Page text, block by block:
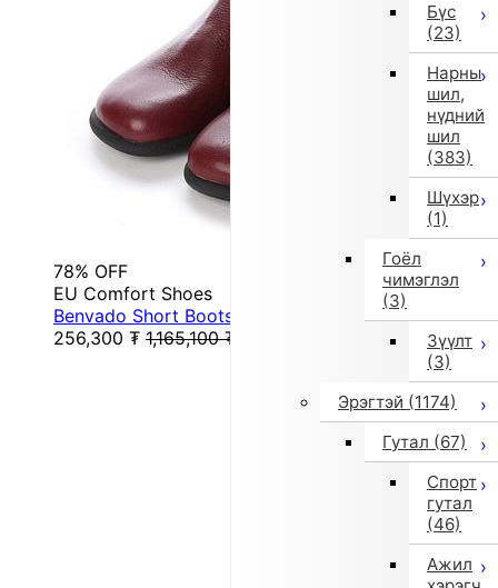
Бүс
(23)
Нарны
шил,
нүдний
шил
(383)
Шүхэр
(1)
Гоёл
чимэглэл
(3)
Зүүлт
(3)
Эрэгтэй (1174)
Гутал (67)
Спорт
гутал
(46)
Ажил
78% OFF
EU Comfort Shoes
Benvado Short Boots (30010) (Wine)
256,300 ₮ 1,165,100 ₮